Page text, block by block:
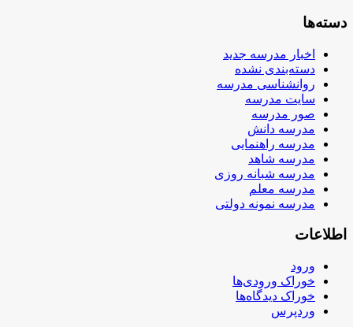
دسته‌ها
اخبار مدرسه جدید
دسته‌بندی نشده
روانشناسی مدرسه
سایت مدرسه
صور مدرسه
مدرسه دانش
مدرسه راهنمایی
مدرسه شاهد
مدرسه شبانه روزی
مدرسه معلم
مدرسه نمونه دولتی
اطلاعات
ورود
خوراک ورودی‌ها
خوراک دیدگاه‌ها
وردپرس